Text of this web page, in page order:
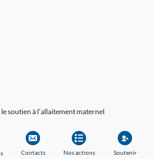
soutien à l’allaitement maternel
Contacts Nos actions Soutenir